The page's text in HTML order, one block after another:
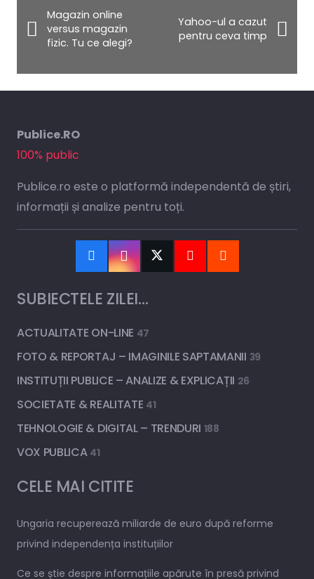
Magazin online
versus magazin
fizic. Tu ce alegi?
Yahoo-ul a cazut
pentru ceva timp
Publice.RO
100% public
Publice.ro este o platformă independentă de știri,
informații și analize pentru toți.
SUBIECTELE ZILEI…
ACTUALITATE ON-LINE 47
FOTO & REPORTAJ – IMAGINILE SAPTAMANII 39
INSTITUȚII PUBLICE – ANALIZE & EXPLICAȚII 26
SOCIETATE & REALITATE 41
TEHNOLOGIE & DIGITAL – TRENDURI 188
VOX PUBLICA 41
CELE MAI CITITE
Ungaria recuperează miliarde de euro după reforme
privind independența instituțiilor
Ce se știe despre informațiile apărute în presă privind